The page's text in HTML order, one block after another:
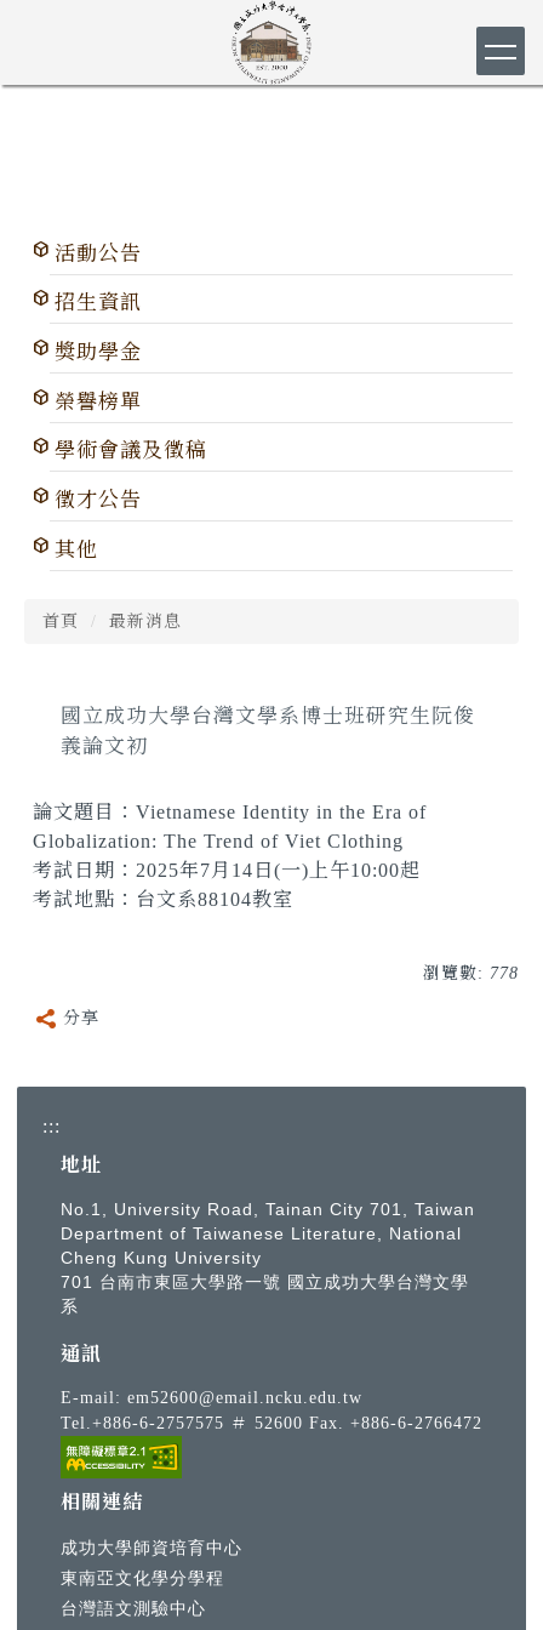
要
活動公告
招生資訊
獎助學金
榮譽榜單
學術會議及徵稿
徵才公告
其他
首頁 最新消息
國立成功大學台灣文學系博士班研究生阮俊
義論文初
論文題目：Vietnamese Identity in the Era of
Globalization: The Trend of Viet Clothing
考試日期：2025年7月14日(一)上午10:00起
考試地點：台文系88104教室
瀏覽數: 778
分享
:::
地址
No.1, University Road, Tainan City 701, Taiwan
Department of Taiwanese Literature, National
Cheng Kung University
701 台南市東區大學路一號 國立成功大學台灣文學
系
通訊
E-mail: em52600@email.ncku.edu.tw
Tel.+886-6-2757575 ＃ 52600 Fax. +886-6-2766472
相關連結
成功大學師資培育中心
東南亞文化學分學程
台灣語文測驗中心